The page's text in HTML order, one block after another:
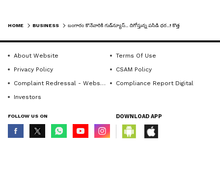
HOME BUSINESS
About Website
Terms Of Use
Privacy Policy
CSAM Policy
Complaint Redressal - Website
Compliance Report Digital
Investors
FOLLOW US ON DOWNLOAD APP